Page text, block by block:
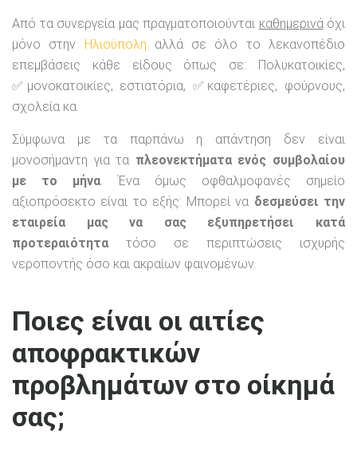
Από τα συνεργεία μας πραγματοποιούνται καθημερινάόχι
μόνο στην
Ηλιούπολη αλλά σε όλο το λεκανοπέδιο
επεμβάσεις κάθε είδους όπως σε: Πολυκατοικίες,
✅μονοκατοικίες, εστιατόρια, ✅καφετέριες, φούρνους,
σχολεία κα.
Σύμφωνα με τα παρπάνω η απάντηση δεν είναι
μονοσήμαντη για τα πλεονεκτήματα ενός συμβολαίου
με το μήνα. Ένα όμως οφθαλμοφανές σημείο
αξιοπρόσεκτο είναι το εξής: Μπορεί να δεσμεύσει την
εταιρεία μας να σας εξυπηρετήσει κατά
προτεραιότητα τόσο σε περιπτώσεις ισχυρής
νεροποντής όσο και ακραίων φαινομένων.
Ποιες είναι οι αιτίες
αποφρακτικών
προβλημάτων στο οίκημά
σας;